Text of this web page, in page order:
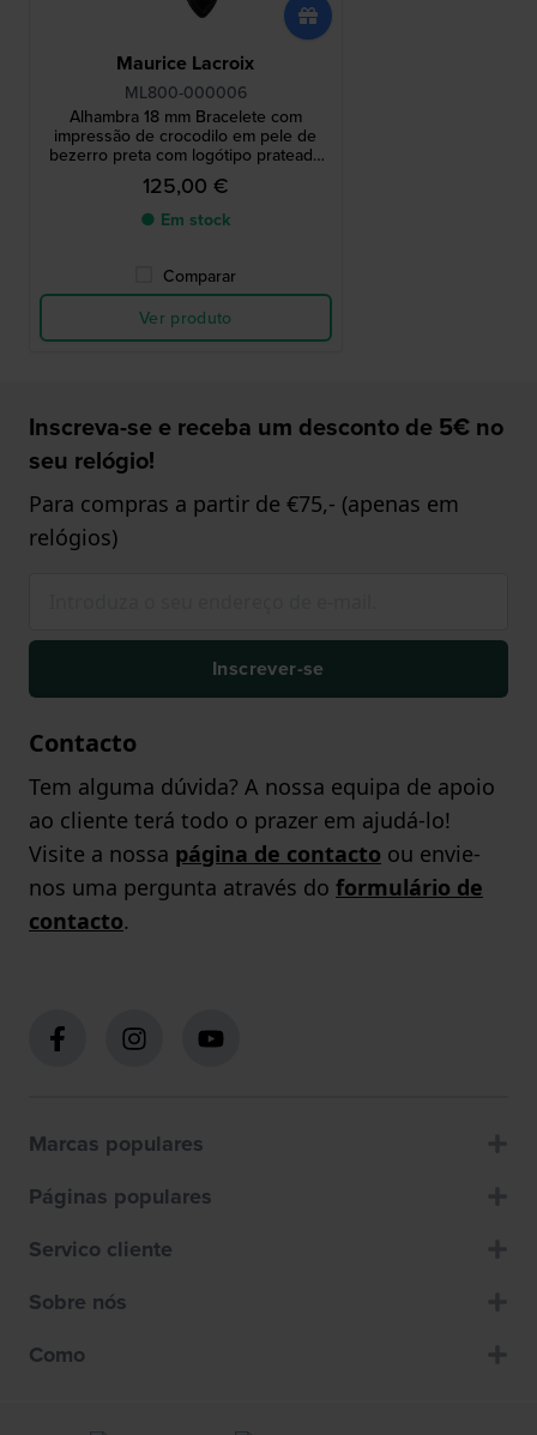
Maurice Lacroix
ML800-000006
Alhambra 18 mm Bracelete com
impressão de crocodilo em pele de
bezerro preta com logótipo prateado
sem fivela
125,00 €
● Em stock
Comparar
Ver produto
Inscreva-se e receba um desconto de 5€ no
seu relógio!
Para compras a partir de €75,- (apenas em
relógios)
Inscrever-se
Contacto
Tem alguma dúvida? A nossa equipa de apoio
ao cliente terá todo o prazer em ajudá-lo!
Visite a nossa página de contacto ou envie-
nos uma pergunta através do formulário de
contacto.
Marcas populares
Páginas populares
Servico cliente
Sobre nós
Como